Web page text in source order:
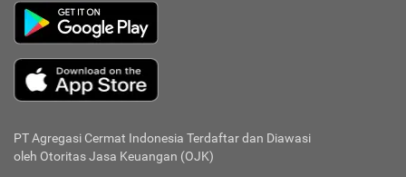
PT Agregasi Cermat Indonesia Terdaftar dan Diawasi
oleh Otoritas Jasa Keuangan (OJK)